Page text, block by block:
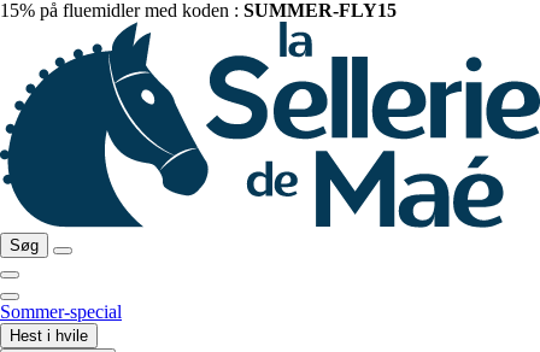
15% på fluemidler med koden : SUMMER-FLY15
Søg
Sommer-special
Hest i hvile